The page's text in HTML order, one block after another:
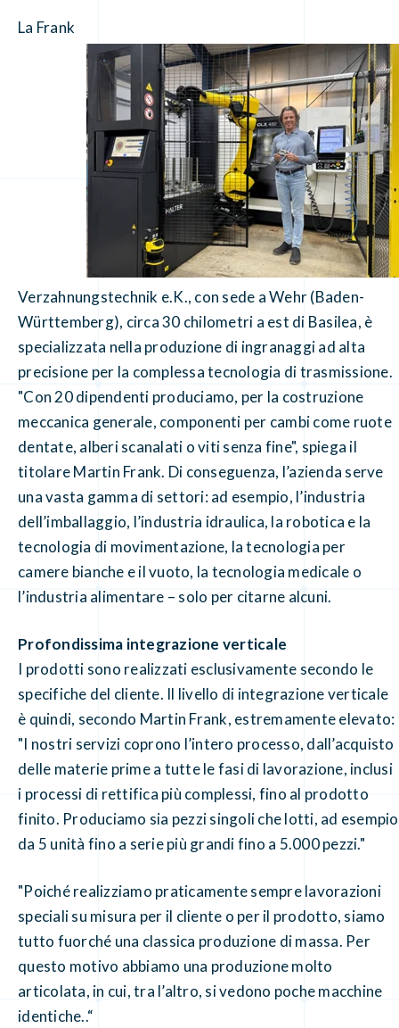
La Frank
Verzahnungstechnik e.K., con sede a Wehr (Baden-
Württemberg), circa 30 chilometri a est di Basilea, è
specializzata nella produzione di ingranaggi ad alta
precisione per la complessa tecnologia di trasmissione.
"Con 20 dipendenti produciamo, per la costruzione
meccanica generale, componenti per cambi come ruote
dentate, alberi scanalati o viti senza fine", spiega il
titolare Martin Frank. Di conseguenza, l’azienda serve
una vasta gamma di settori: ad esempio, l’industria
dell’imballaggio, l’industria idraulica, la robotica e la
tecnologia di movimentazione, la tecnologia per
camere bianche e il vuoto, la tecnologia medicale o
l’industria alimentare – solo per citarne alcuni.
Profondissima integrazione verticale
I prodotti sono realizzati esclusivamente secondo le
specifiche del cliente. Il livello di integrazione verticale
è quindi, secondo Martin Frank, estremamente elevato:
"I nostri servizi coprono l’intero processo, dall’acquisto
delle materie prime a tutte le fasi di lavorazione, inclusi
i processi di rettifica più complessi, fino al prodotto
finito. Produciamo sia pezzi singoli che lotti, ad esempio
da 5 unità fino a serie più grandi fino a 5.000 pezzi."
"Poiché realizziamo praticamente sempre lavorazioni
speciali su misura per il cliente o per il prodotto, siamo
tutto fuorché una classica produzione di massa. Per
questo motivo abbiamo una produzione molto
articolata, in cui, tra l’altro, si vedono poche macchine
identiche..“